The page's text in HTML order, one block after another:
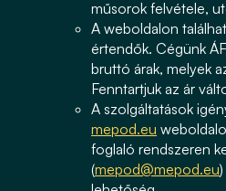
műsorok felvétele,
A weboldalon
értendők. Cégünk
bruttó árak, melyek
Fenntartjuk az ár
A szolgáltatások
mepod.eu
foglaló rendszeren
(mepod@mepod.eu